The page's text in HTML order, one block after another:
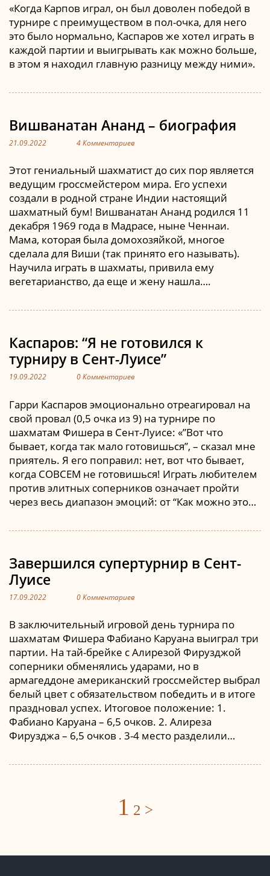
«Когда Карпов играл, он был доволен победой в
турнире с преимуществом в пол-очка, для него
это было нормально, Каспаров же хотел играть в
каждой партии и выигрывать как можно больше,
в этом я находил главную разницу между ними».
Вишванатан Ананд – биография
21.09.2022 4 Комментариев
Этот гениальный шахматист до сих пор является
ведущим гроссмейстером мира. Его успехи
создали в родной стране Индии настоящий
шахматный бум! Вишванатан Ананд родился 11
декабря 1969 года в Мадрасе, ныне Ченнаи.
Мама, которая была домохозяйкой, многое
сделала для Виши (так принято его называть).
Научила играть в шахматы, привила ему
вегетарианство, да еще и жену нашла….
Каспаров: “Я не готовился к
турниру в Сент-Луисе”
19.09.2022 0 Комментариев
Гарри Каспаров эмоционально отреагировал на
свой провал (0,5 очка из 9) на турнире по
шахматам Фишера в Сент-Луисе: «”Вот что
бывает, когда так мало готовишься”, – сказал мне
приятель. Я его поправил: нет, вот что бывает,
когда СОВСЕМ не готовишься! Играть любителем
против элитных соперников означает пройти
через весь диапазон эмоций: от “Как можно это…
Завершился супертурнир в Сент-
Луисе
17.09.2022 0 Комментариев
В заключительный игровой день турнира по
шахматам Фишера Фабиано Каруана выиграл три
партии. На тай-брейке с Алирезой Фирузджой
соперники обменялись ударами, но в
армагеддоне американский гроссмейстер выбрал
белый цвет с обязательством победить и в итоге
праздновал успех. Итоговое положение: 1.
Фабиано Каруана – 6,5 очков. 2. Алиреза
Фирузджа – 6,5 очков . 3-4 место разделили…
Posts
1 2 >